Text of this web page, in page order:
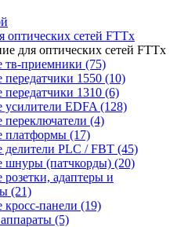
оптических сетей FTTx
для оптических сетей FTTx
тв-приемники (75)
передатчики 1550 (10)
передатчики 1310 (6)
усилители EDFA (128)
переключатели (4)
платформы (17)
делители PLC / FBT (45)
шнуры (патчкорды) (20)
адаптеры и
(21)
кросс-панели (19)
(5)